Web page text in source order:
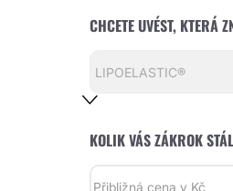
CHCETE UVÉST, KTERÁ
KOLIK VÁS ZÁKROK